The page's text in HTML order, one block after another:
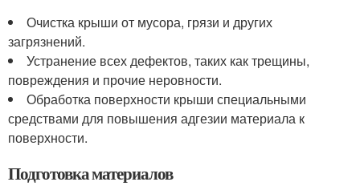
Очистка крыши от мусора, грязи и других
загрязнений.
Устранение всех дефектов, таких как трещины,
повреждения и прочие неровности.
Обработка поверхности крыши специальными
средствами для повышения адгезии материала к
поверхности.
Подготовка материалов